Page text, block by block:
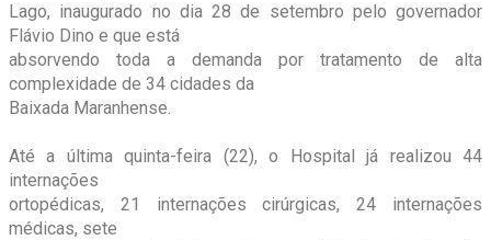
Lago, inaugurado no dia 28 de setembro pelo governador
Flávio Dino e que está
absorvendo toda a demanda por tratamento de alta
complexidade de 34 cidades da
Baixada Maranhense.
Até a última quinta-feira (22), o Hospital já realizou 44
internações
ortopédicas, 21 internações cirúrgicas, 24 internações
médicas, sete